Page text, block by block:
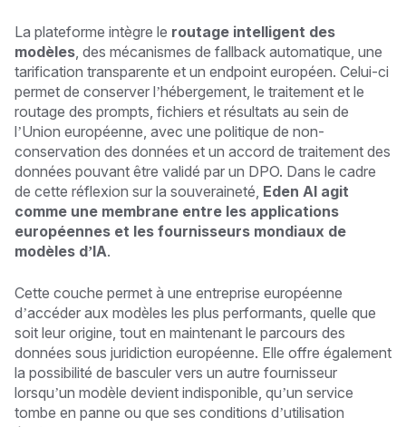
La plateforme intègre le routage intelligent des
modèles , des mécanismes de fallback automatique, une
tarification transparente et un endpoint européen. Celui-ci
permet de conserver l’hébergement, le traitement et le
routage des prompts, fichiers et résultats au sein de
l’Union européenne, avec une politique de non-
conservation des données et un accord de traitement des
données pouvant être validé par un DPO. Dans le cadre
de cette réflexion sur la souveraineté, Eden AI agit
comme une membrane entre les applications
européennes et les fournisseurs mondiaux de
modèles d’IA.
Cette couche permet à une entreprise européenne
d’accéder aux modèles les plus performants, quelle que
soit leur origine, tout en maintenant le parcours des
données sous juridiction européenne. Elle offre également
la possibilité de basculer vers un autre fournisseur
lorsqu’un modèle devient indisponible, qu’un service
tombe en panne ou que ses conditions d’utilisation